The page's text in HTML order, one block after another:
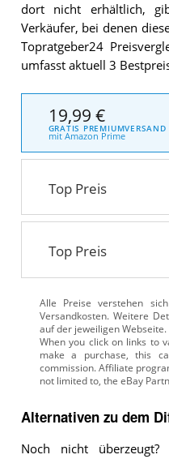
dort nicht erhältlich,
Verkäufer, bei denen
Topratgeber24
umfasst aktuell 3
19,99 €
GRATIS PREMIUMVERSAND
mit Amazon Prime
Top Preis
Top Preis
Alle Preise verstehen
Versandkosten. Weitere
auf der jeweiligen Webseite.
Alternativen zu dem
Noch nicht überzeugt?